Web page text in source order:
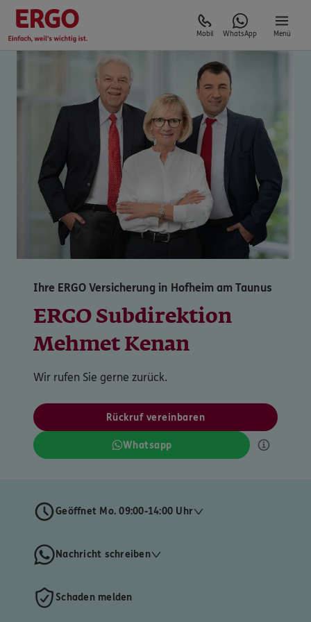
Mobil WhatsApp Menü
Ihre ERGO Versicherung in Hofheim am Taunus
ERGO Subdirektion
Mehmet Kenan
Wir rufen Sie gerne zurück.
Rückruf vereinbaren
Whatsapp
Geöffnet Mo. 09:00-14:00 Uhr
Nachricht schreiben
Schaden melden